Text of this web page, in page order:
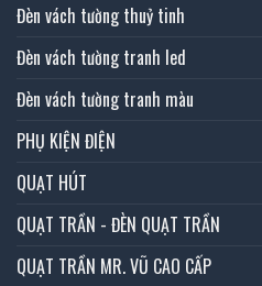
Đèn vách tường thuỷ tinh
Đèn vách tường tranh led
Đèn vách tường tranh màu
PHỤ KIỆN ĐIỆN
QUẠT HÚT
QUẠT TRẦN - ĐÈN QUẠT TRẦN
QUẠT TRẦN MR. VŨ CAO CẤP